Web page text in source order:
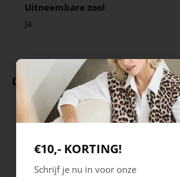
Uitneembare zool
Ja
Deze producten ga je leuk vinden
€10,- KORTING!
Schrijf je nu in voor onze